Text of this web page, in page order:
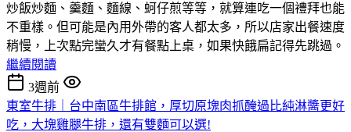
炒飯炒麵、羹麵、麵線、蚵仔煎等等，就算連吃一個禮拜也能
不重樣。但可能是內用外帶的客人都太多，所以店家出餐速度
稍慢，上次點完蠻久才有餐點上桌，如果快餓扁記得先跳過。
繼續閱讀
3週前
東室牛排｜台中南區牛排館，厚切原塊肉抓醃過比純淋醬更好
吃，大塊雞腿牛排，還有雙麵可以選!